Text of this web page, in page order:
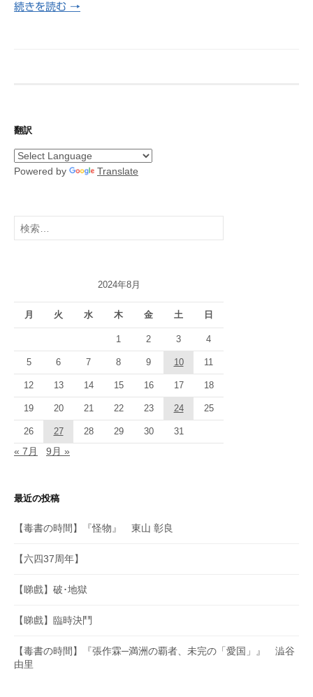
続きを読む →
翻訳
Powered by Translate
検
索:
2024年8月
月 火 水 木 金 土 日
1 2 3 4
5 6 7 8 9 10 11
12 13 14 15 16 17 18
19 20 21 22 23 24 25
26 27 28 29 30 31
« 7月 9月 »
最近の投稿
【毒書の時間】『怪物』 東山 彰良
【六四37周年】
【睇戲】破･地獄
【睇戲】臨時決鬥
【毒書の時間】『張作霖─満洲の覇者、未完の「愛国」』 澁谷
由里